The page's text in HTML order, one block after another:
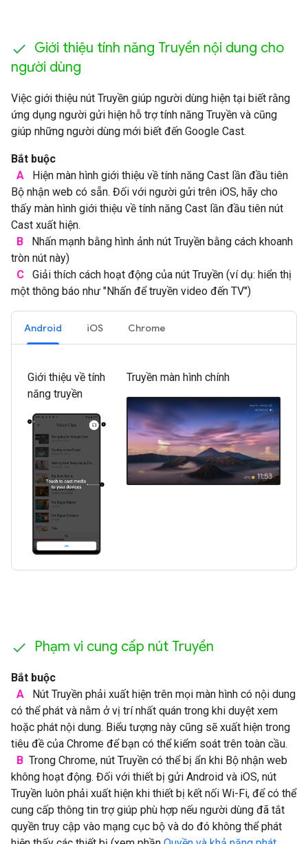
Giới thiệu tính năng Truyền nội dung cho
người dùng
Việc giới thiệu nút Truyền giúp người dùng hiện tại biết rằng
ứng dụng người gửi hiện hỗ trợ tính năng Truyền và cũng
giúp những người dùng mới biết đến Google Cast.
Bắt buộc
A
Hiện màn hình giới thiệu về tính năng Cast lần đầu tiên
Bộ nhận web có sẵn. Đối với người gửi trên iOS, hãy cho
thấy màn hình giới thiệu về tính năng Cast lần đầu tiên nút
Cast xuất hiện.
B
Nhấn mạnh bằng hình ảnh nút Truyền bằng cách khoanh
tròn nút này)
C
Giải thích cách hoạt động của nút Truyền (ví dụ: hiển thị
một thông báo như "Nhấn để truyền video đến TV")
Android iOS Chrome
Giới thiệu về tính
năng truyền
Truyền màn hình chính
Phạm vi cung cấp nút Truyền
Bắt buộc
A
Nút Truyền phải xuất hiện trên mọi màn hình có nội dung
có thể phát và nằm ở vị trí nhất quán trong khi duyệt xem
hoặc phát nội dung. Biểu tượng này cũng sẽ xuất hiện trong
tiêu đề của Chrome để bạn có thể kiểm soát trên toàn cầu.
B Trong Chrome, nút Truyền có thể bị ẩn khi Bộ nhận web
không hoạt động. Đối với thiết bị gửi Android và iOS, nút
Truyền luôn phải xuất hiện khi thiết bị kết nối Wi-Fi, để có thể
cung cấp thông tin trợ giúp phù hợp nếu người dùng đã tắt
quyền truy cập vào mạng cục bộ và do đó không thể phát